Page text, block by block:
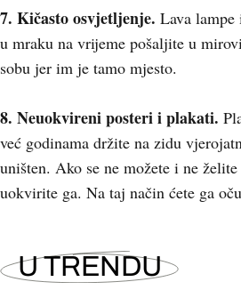
7. Kičasto osvjetljenje. Lava
u mraku na vrijeme pošaljite u
sobu jer im je tamo mjesto.
8. Neuokvireni posteri i plakati.
već godinama držite na zidu
uništen. Ako se ne možete i ne
uokvirite ga. Na taj način ćete ga
U TRENDU